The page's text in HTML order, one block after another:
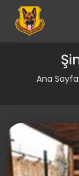
Ana Sayfa